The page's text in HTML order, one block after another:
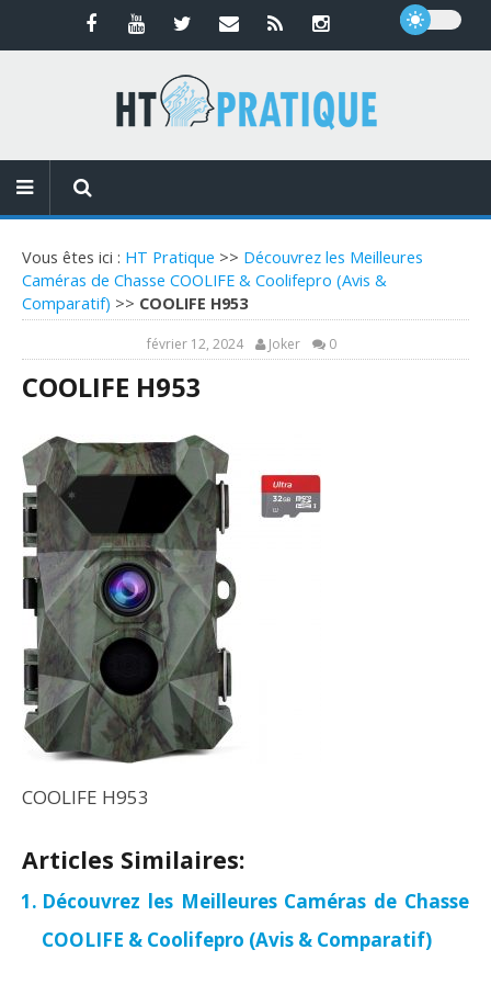
Vous êtes ici : HT Pratique >> Découvrez les Meilleures
Caméras de Chasse COOLIFE & Coolifepro (Avis &
Comparatif) >> COOLIFE H953
février 12, 2024 Joker 0
COOLIFE H953
COOLIFE H953
Articles Similaires:
Découvrez les Meilleures Caméras de Chasse
COOLIFE & Coolifepro (Avis & Comparatif)